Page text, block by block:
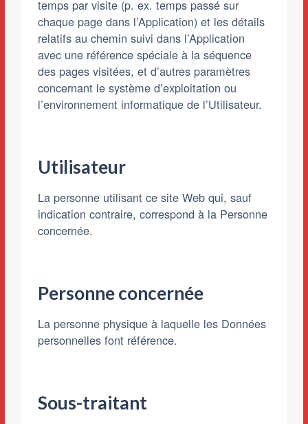
temps par visite (p. ex. temps passé sur
chaque page dans l’Application) et les détails
relatifs au chemin suivi dans l’Application
avec une référence spéciale à la séquence
des pages visitées, et d’autres paramètres
concernant le système d’exploitation ou
l’environnement informatique de l’Utilisateur.
Utilisateur
La personne utilisant ce site Web qui, sauf
indication contraire, correspond à la Personne
concernée.
Personne concernée
La personne physique à laquelle les Données
personnelles font référence.
Sous-traitant